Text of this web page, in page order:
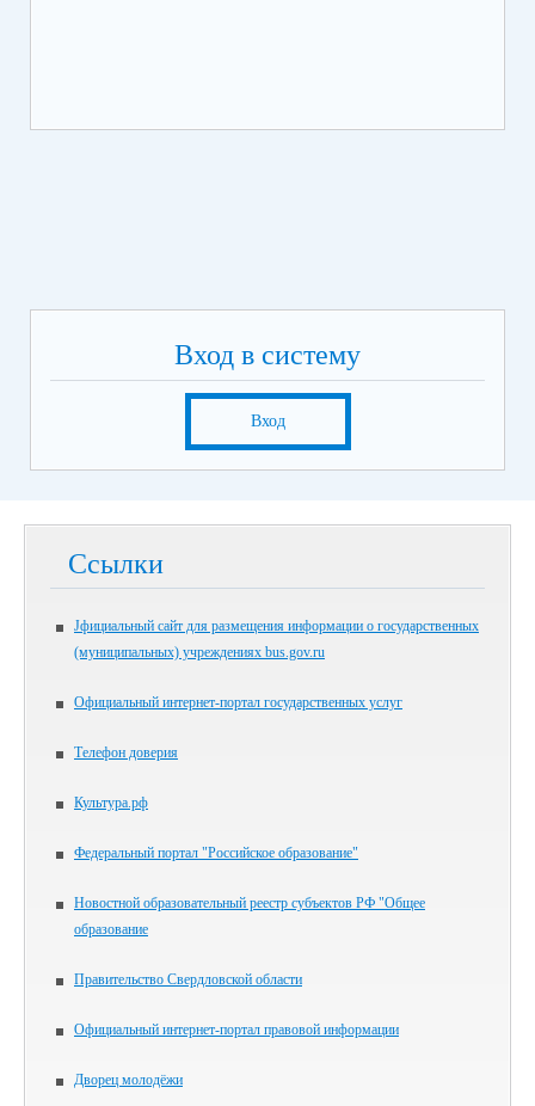
Вход в систему
Вход
Ссылки
Jфициальный сайт для размещения информации о государственных
(муниципальных) учреждениях bus.gov.ru
Официальный интернет-портал государственных услуг
Телефон доверия
Культура.рф
Федеральный портал "Российское образование"
Новостной образовательный реестр субъектов РФ "Общее
образование
Правительство Свердловской области
Официальный интернет-портал правовой информации
Дворец молодёжи